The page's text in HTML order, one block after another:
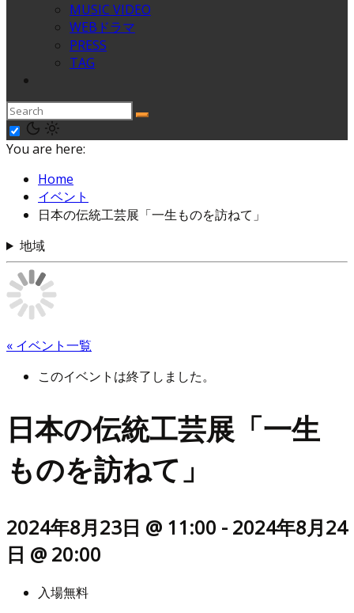
MUSIC VIDEO
WEBドラマ
PRESS
TAG
You are here:
Home
イベント
日本の伝統工芸展「一生ものを訪ねて」
地域
« イベント一覧
このイベントは終了しました。
日本の伝統工芸展「一生
ものを訪ねて」
2024年8月23日 @ 11:00 - 2024年8月24
日 @ 20:00
入場無料